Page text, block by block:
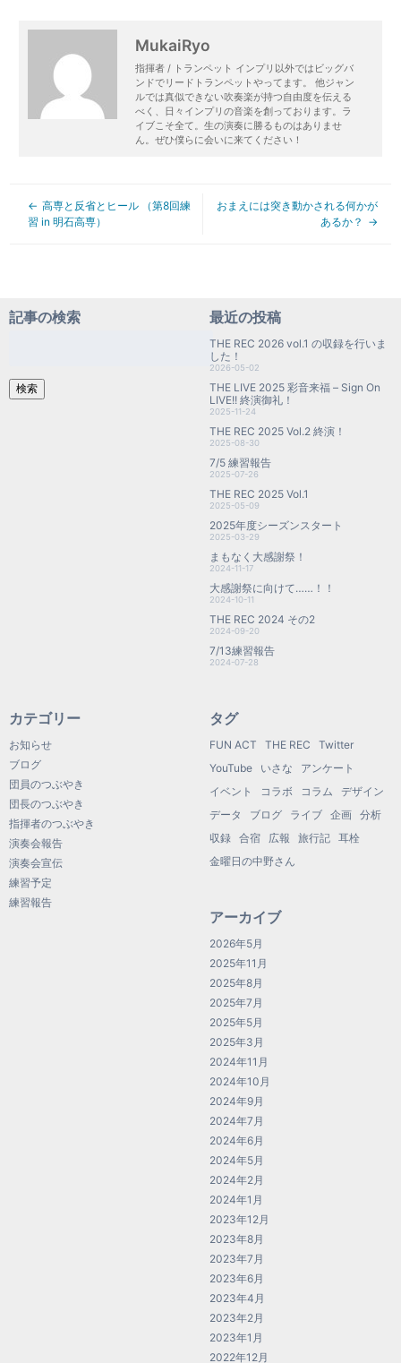
MukaiRyo
指揮者 / トランペット インプリ以外ではビッグバ
ンドでリードトランペットやってます。 他ジャン
ルでは真似できない吹奏楽が持つ自由度を伝える
べく、日々インプリの音楽を創っております。ラ
イブこそ全て。生の演奏に勝るものはありませ
ん。ぜひ僕らに会いに来てください！
高専と反省とヒール （第8回練
習 in 明石高専）
おまえには突き動かされる何かが
あるか？
記事の検索
検索
最近の投稿
THE REC 2026 vol.1 の収録を行いま
した！
2026-05-02
THE LIVE 2025 彩音来福 – Sign On
LIVE!! 終演御礼！
2025-11-24
THE REC 2025 Vol.2 終演！
2025-08-30
7/5 練習報告
2025-07-26
THE REC 2025 Vol.1
2025-05-09
2025年度シーズンスタート
2025-03-29
まもなく大感謝祭！
2024-11-17
大感謝祭に向けて……！！
2024-10-11
THE REC 2024 その2
2024-09-20
7/13練習報告
2024-07-28
カテゴリー
お知らせ
ブログ
団員のつぶやき
団長のつぶやき
指揮者のつぶやき
演奏会報告
演奏会宣伝
練習予定
練習報告
タグ
FUN ACT THE REC
Twitter
YouTube
いさな
アンケート
イベント
コラボ コラム
デザイン
データ
ブログ ライブ 企画
分析
収録
合宿 広報 旅行記
耳栓
金曜日の中野さん
アーカイブ
2026年5月
2025年11月
2025年8月
2025年7月
2025年5月
2025年3月
2024年11月
2024年10月
2024年9月
2024年7月
2024年6月
2024年5月
2024年2月
2024年1月
2023年12月
2023年8月
2023年7月
2023年6月
2023年4月
2023年2月
2023年1月
2022年12月